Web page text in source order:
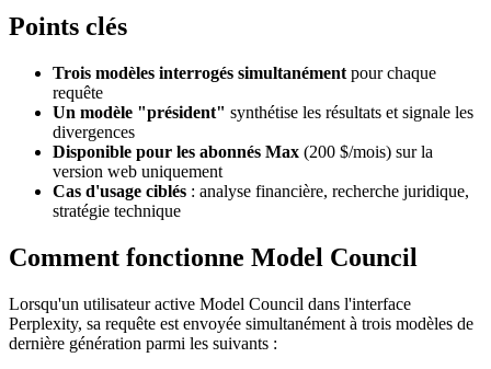
Points clés
Trois modèles interrogés simultanément pour chaque
requête
Un modèle "président" synthétise les résultats et signale les
divergences
Disponible pour les abonnés Max (200 $/mois) sur la
version web uniquement
Cas d'usage ciblés : analyse financière, recherche juridique,
stratégie technique
Comment fonctionne Model Council
Lorsqu'un utilisateur active Model Council dans l'interface
Perplexity, sa requête est envoyée simultanément à trois modèles de
dernière génération parmi les suivants :